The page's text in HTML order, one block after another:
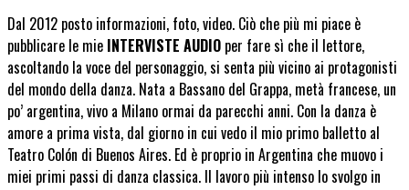
Dal 2012 posto informazioni, foto, video. Ciò che più mi piace è
pubblicare le mie INTERVISTE AUDIO per fare sì che il lettore,
ascoltando la voce del personaggio, si senta più vicino ai protagonisti
del mondo della danza. Nata a Bassano del Grappa, metà francese, un
po’ argentina, vivo a Milano ormai da parecchi anni. Con la danza è
amore a prima vista, dal giorno in cui vedo il mio primo balletto al
Teatro Colón di Buenos Aires. Ed è proprio in Argentina che muovo i
miei primi passi di danza classica. Il lavoro più intenso lo svolgo in